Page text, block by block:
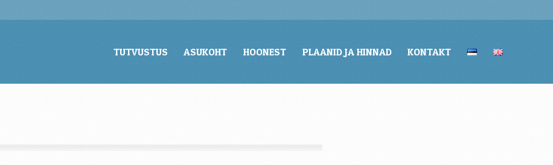
TUTVUSTUS ASUKOHT HOONEST PLAANID JA HINNAD KONTAKT